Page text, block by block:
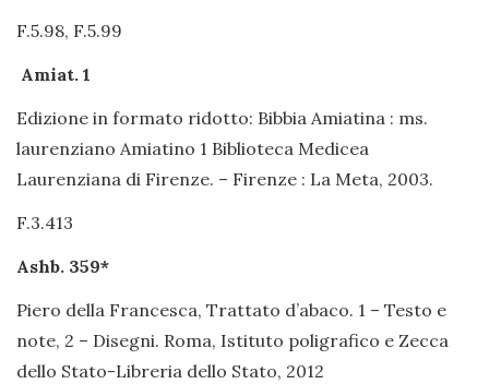
F.5.98, F.5.99
Amiat. 1
Edizione in formato ridotto: Bibbia Amiatina : ms.
laurenziano Amiatino 1 Biblioteca Medicea
Laurenziana di Firenze. – Firenze : La Meta, 2003.
F.3.413
Ashb. 359*
Piero della Francesca, Trattato d’abaco. 1 – Testo e
note, 2 – Disegni. Roma, Istituto poligrafico e Zecca
dello Stato-Libreria dello Stato, 2012